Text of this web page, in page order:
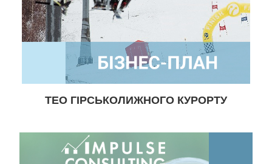
ТЕО ГІРСЬКОЛИЖНОГО КУРОРТУ